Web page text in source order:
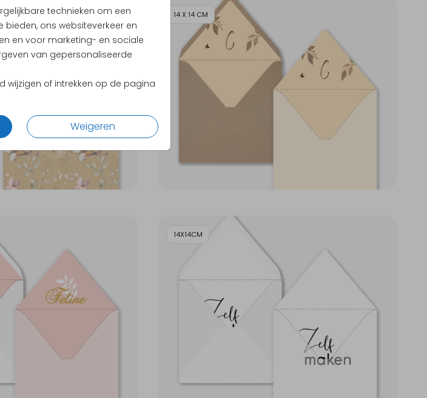
technieken om een
bieden, ons websiteverkeer en
en voor marketing- en sociale
van gepersonaliseerde
wijzigen of intrekken op de pagina
Weigeren
14 X 14 CM
14X14CM